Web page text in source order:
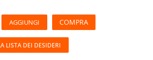
AGGIUNGI COMPRA
LISTA DEI DESIDERI